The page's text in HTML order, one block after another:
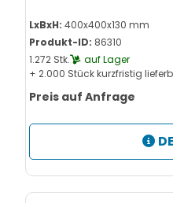
LxBxH: 400x400x130 mm
Produkt-ID: 86310
1.272 Stk.
auf Lager
+ 2.000 Stück kurzfristig
Preis auf Anfrage